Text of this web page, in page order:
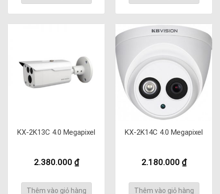
KX-2K13C 4.0 Megapixel
2.380.000 ₫
Thêm vào giỏ hàng
KX-2K14C 4.0 Megapixel
2.180.000 ₫
Thêm vào giỏ hàng